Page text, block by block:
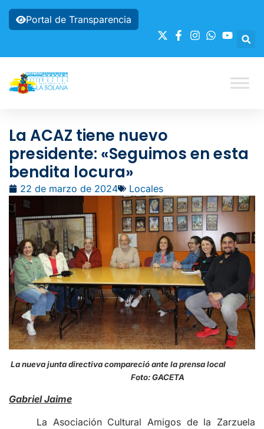
Portal de Transparencia
La ACAZ tiene nuevo
presidente: «Seguimos en esta
bendita locura»
22 de marzo de 2024 Locales
La nueva junta directiva compareció ante la prensa local
Foto: GACETA
Gabriel Jaime
La Asociación Cultural Amigos de la Zarzuela